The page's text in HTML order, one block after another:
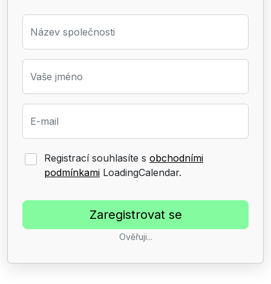
Název společnosti
Vaše jméno
E-mail
Registrací souhlasíte s obchodními
podmínkami LoadingCalendar.
Ověřuji...